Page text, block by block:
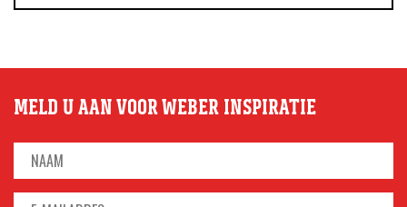
MELD U AAN VOOR WEBER INSPIRATIE